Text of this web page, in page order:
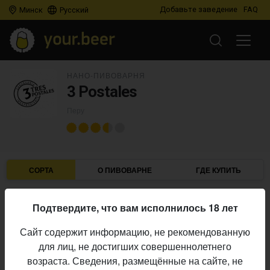
Минск Русский Добавьте заведение FAQ
3 Postales
СОРТА О ПИВОВАРНЕ ГДЕ КУПИТЬ
ABV ДАТА В ПРОДАЖЕ
3 POSTALES
Mosaic: Save the Jungle
Подтвердите, что вам исполнилось 18 лет
Сайт содержит информацию, не рекомендованную
для лиц, не достигших совершеннолетнего
возраста. Сведения, размещённые на сайте, не